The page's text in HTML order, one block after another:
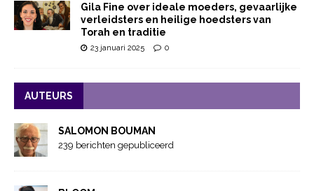
Gila Fine over ideale moeders, gevaarlijke
verleidsters en heilige hoedsters van
Torah en traditie
23 januari 2025 0
AUTEURS
SALOMON BOUMAN
239 berichten gepubliceerd